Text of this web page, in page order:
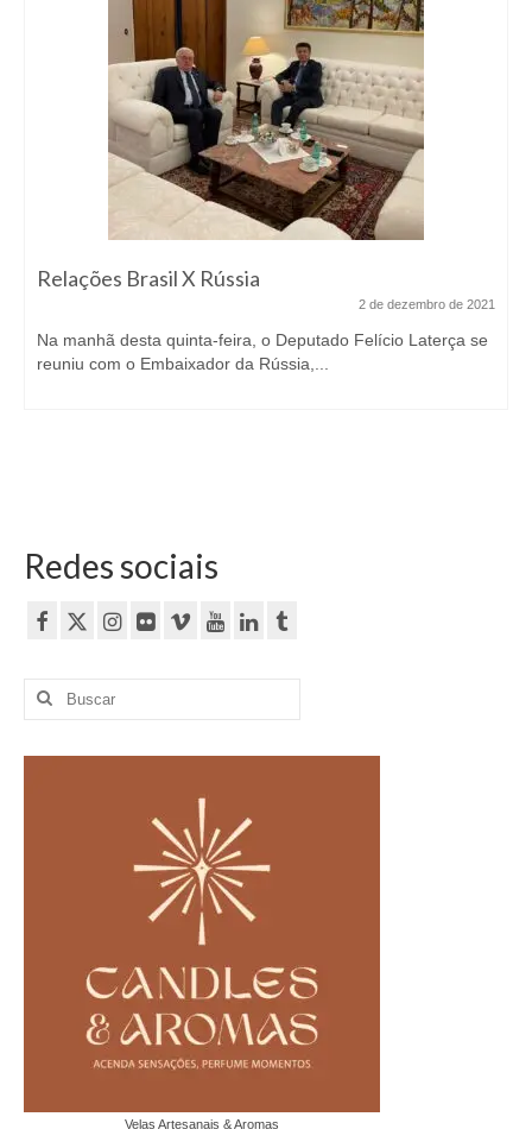
Relações Brasil X Rússia
2 de dezembro de 2021
Na manhã desta quinta-feira, o Deputado Felício Laterça se
reuniu com o Embaixador da Rússia,...
Redes sociais
Buscar
por:
Velas Artesanais & Aromas